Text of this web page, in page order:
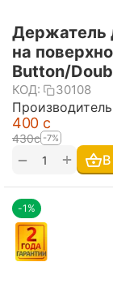
Держатель
на
Button/
КОД: 30108
‍400‍ с
‍430‍с -7%
+
−
-1%